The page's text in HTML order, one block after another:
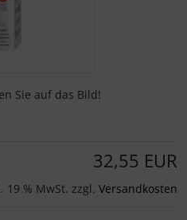
Sie auf das Bild!
32,55 EUR
19 % MwSt. zzgl. Versandkosten